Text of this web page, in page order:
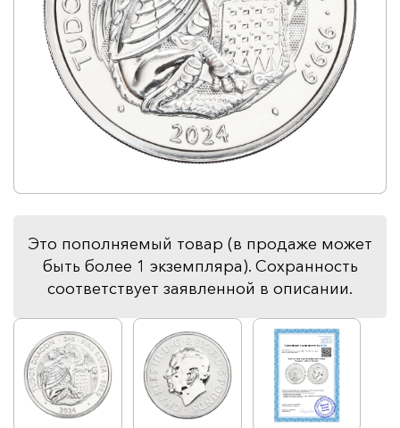
Это пополняемый товар (в продаже может
быть более 1 экземпляра). Сохранность
соответствует заявленной в описании.